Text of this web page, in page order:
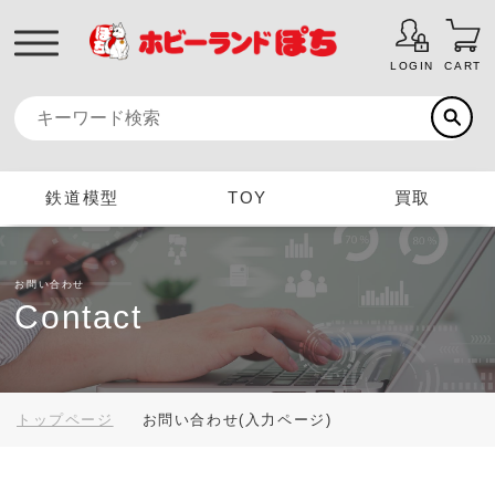
LOGIN CART
鉄道模型 TOY 買取
お問い合わせ
Contact
トップページ お問い合わせ(入力ページ)